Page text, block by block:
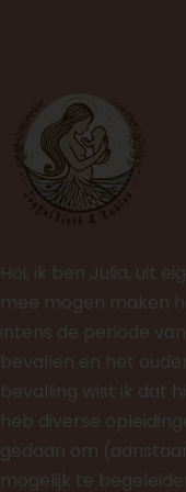
Hoi, ik ben Julia, uit
mee mogen maken
intens de periode
bevallen en het
bevalling wist ik dat
heb diverse
gedaan om
mogelijk te